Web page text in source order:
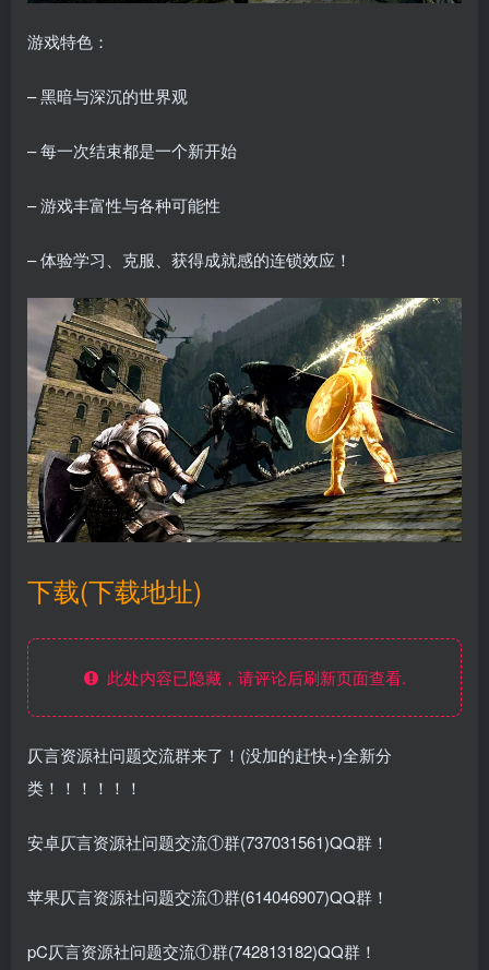
游戏特色：
– 黑暗与深沉的世界观
– 每一次结束都是一个新开始
– 游戏丰富性与各种可能性
– 体验学习、克服、获得成就感的连锁效应！
下载(下载地址)
此处内容已隐藏，请评论后刷新页面查看.
仄言资源社问题交流群来了！(没加的赶快+)全新分
类！！！！！！
安卓仄言资源社问题交流①群(737031561)QQ群！
苹果仄言资源社问题交流①群(614046907)QQ群！
pC仄言资源社问题交流①群(742813182)QQ群！